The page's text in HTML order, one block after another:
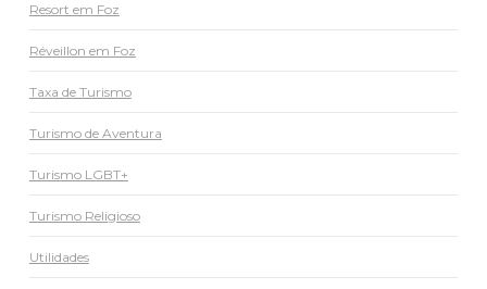
Resort em Foz
Réveillon em Foz
Taxa de Turismo
Turismo de Aventura
Turismo LGBT+
Turismo Religioso
Utilidades